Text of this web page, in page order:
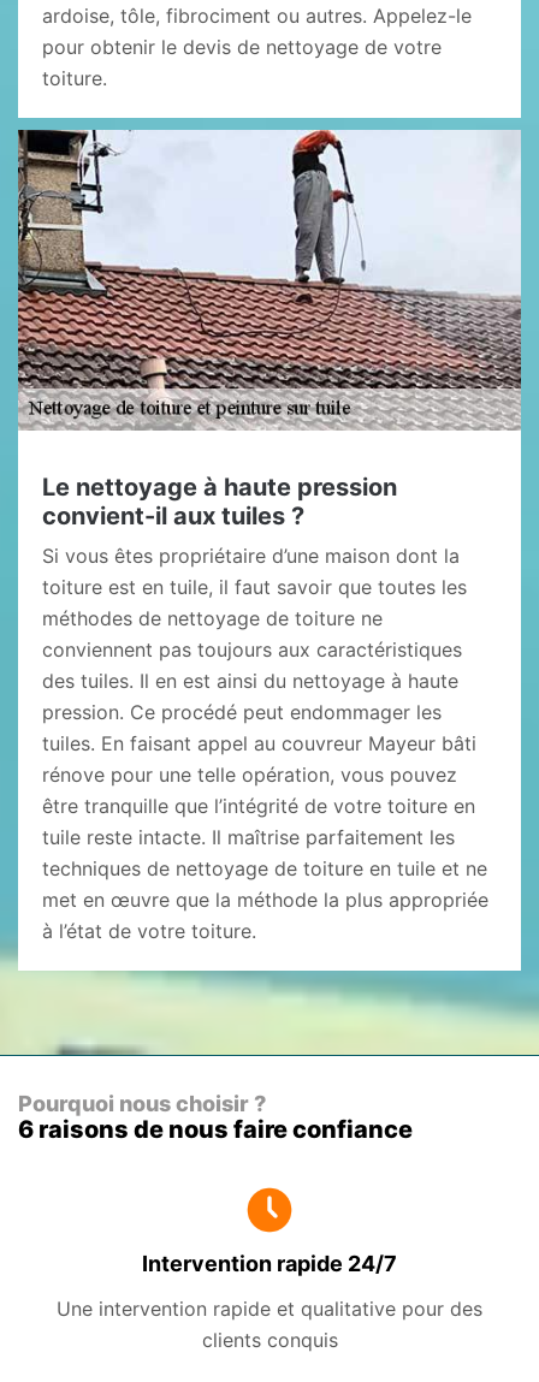
ardoise, tôle, fibrociment ou autres. Appelez-le
pour obtenir le devis de nettoyage de votre
toiture.
Le nettoyage à haute pression
convient-il aux tuiles ?
Si vous êtes propriétaire d’une maison dont la
toiture est en tuile, il faut savoir que toutes les
méthodes de nettoyage de toiture ne
conviennent pas toujours aux caractéristiques
des tuiles. Il en est ainsi du nettoyage à haute
pression. Ce procédé peut endommager les
tuiles. En faisant appel au couvreur Mayeur bâti
rénove pour une telle opération, vous pouvez
être tranquille que l’intégrité de votre toiture en
tuile reste intacte. Il maîtrise parfaitement les
techniques de nettoyage de toiture en tuile et ne
met en œuvre que la méthode la plus appropriée
à l’état de votre toiture.
Pourquoi nous choisir ?
6 raisons de nous faire confiance
Intervention rapide 24/7
Une intervention rapide et qualitative pour des
clients conquis